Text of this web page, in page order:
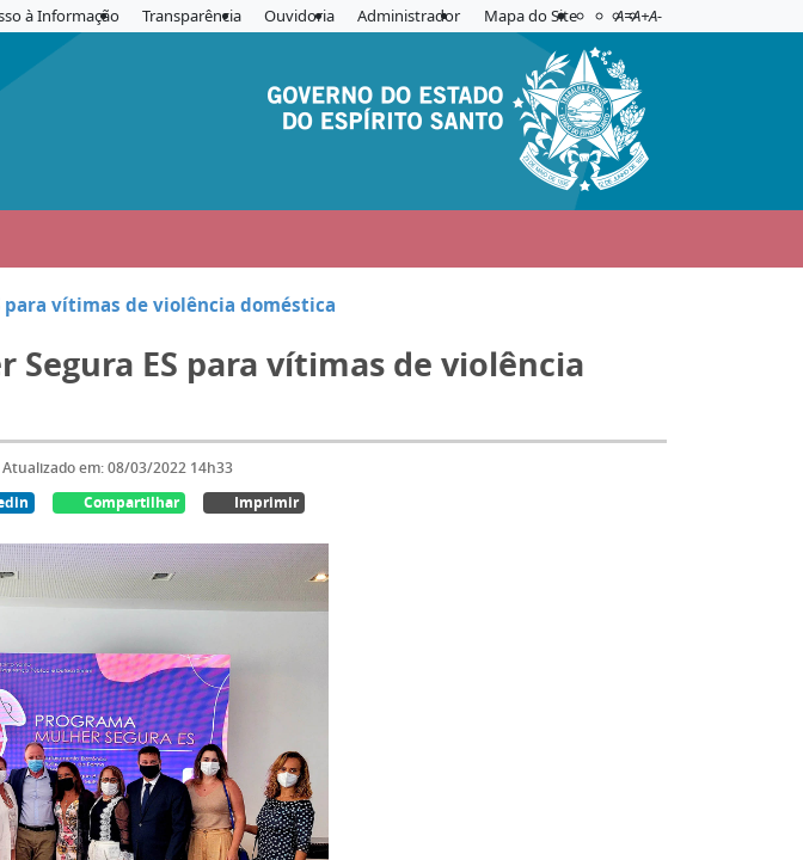
à Informação Transparência Ouvidoria Administrador Mapa do Site Acessibilidade
Aplicar contraste
A=A+A-
para vítimas de violência doméstica
ES para vítimas de violência
em: 08/03/2022 14h33
Compartilhar Imprimir